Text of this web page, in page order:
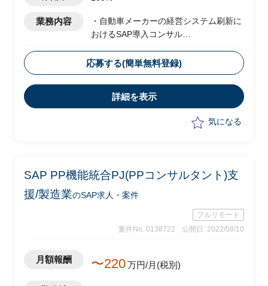
業務内容
・自動車メーカーの経営システム刷新に
おけるSAP導入コンサル
合し、業務プロセスおよびガバナンスの
標準化
・phase：要件定義(～2023年4月予
定)、設計以降はITベンダー発注予定
応募する(簡単無料登録)
詳細を表示
気になる
SAP PP機能統合PJ(PPコンサルタント)支
援/製造業のSAP求人・案件
フルリモート
案件No. 0138722
公開日: 2022/08/10
月額報酬 〜220万円/月(税別)